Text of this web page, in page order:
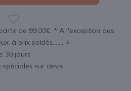
de 99.00€. * A l'exception des
à prix soldés....... ⭐
30 jours
sur devis